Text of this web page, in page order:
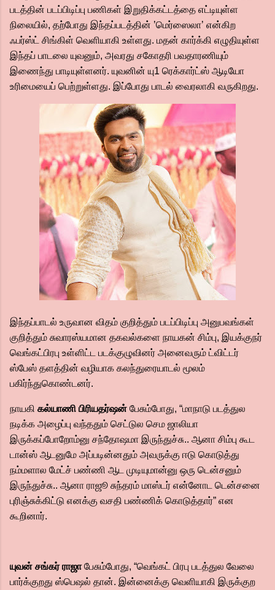
படத்தின் படப்பிடிப்பு பணிகள் இறுதிக்கட்டத்தை எட்டியுள்ள
நிலையில், தற்போது இந்தப்படத்தின் ’மெர்ஸைலா’ என்கிற
ஃபர்ஸ்ட் சிங்கிள் வெளியாகி உள்ளது. மதன் கார்க்கி எழுதியுள்ள
இந்தப் பாடலை யுவனும், அவரது சகோதரி பவதாரணியும்
இணைந்து பாடியுள்ளனர். யுவனின் யு1 ரெக்கார்ட்ஸ் ஆடியோ
உரிமையைப் பெற்றுள்ளது. இப்போது பாடல் வைரலாகி வருகிறது.
இந்தப்பாடல் உருவான விதம் குறித்தும் படப்பிடிப்பு அனுபவங்கள்
குறித்தும் சுவாரஸ்யமான தகவல்களை நாயகன் சிம்பு, இயக்குநர்
வெங்கட்பிரபு உள்ளிட்ட படக்குழுவினர் அனைவரும் ட்விட்டர்
ஸ்பேஸ் தளத்தின் வழியாக கலந்துரையாடல் மூலம்
பகிர்ந்துகொண்டனர்.
நாயகி கல்யாணி பிரியதர்ஷன் பேசும்போது, “மாநாடு படத்துல
நடிக்க அழைப்பு வந்ததும் செட்டுல செம ஜாலியா
இருக்கப்போறோம்னு சந்தோஷமா இருந்துச்சு.. ஆனா சிம்பு கூட
டான்ஸ் ஆடனுமே அப்படின்னதும் அவருக்கு ஈடு கொடுத்து
நம்மளால மேட்ச் பண்ணி ஆட முடியுமான்னு ஒரு டென்சனும்
இருந்துச்சு.. ஆனா ராஜூ சுந்தரம் மாஸ்டர் என்னோட டென்சனை
புரிஞ்சுக்கிட்டு எனக்கு வசதி பண்ணிக் கொடுத்தார்” என
கூறினார்.
யுவன் சங்கர் ராஜாபேசும்போது, “வெங்கட் பிரபு படத்துல வேலை
பார்க்குறது ஸ்பெஷல் தான். இன்னைக்கு வெளியாகி இருக்குற